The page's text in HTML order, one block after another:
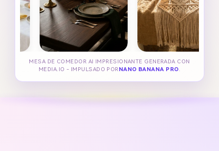
MESA DE COMEDOR AI IMPRESIONANTE GENERADA CON
MEDIA.IO - IMPULSADO POR NANO BANANA PRO.